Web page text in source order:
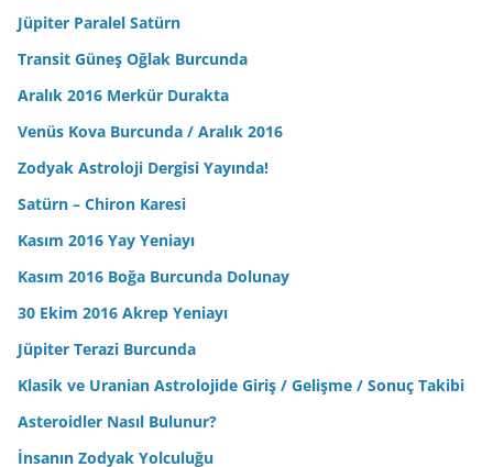
Jüpiter Paralel Satürn
Transit Güneş Oğlak Burcunda
Aralık 2016 Merkür Durakta
Venüs Kova Burcunda / Aralık 2016
Zodyak Astroloji Dergisi Yayında!
Satürn – Chiron Karesi
Kasım 2016 Yay Yeniayı
Kasım 2016 Boğa Burcunda Dolunay
30 Ekim 2016 Akrep Yeniayı
Jüpiter Terazi Burcunda
Klasik ve Uranian Astrolojide Giriş / Gelişme / Sonuç Takibi
Asteroidler Nasıl Bulunur?
İnsanın Zodyak Yolculuğu